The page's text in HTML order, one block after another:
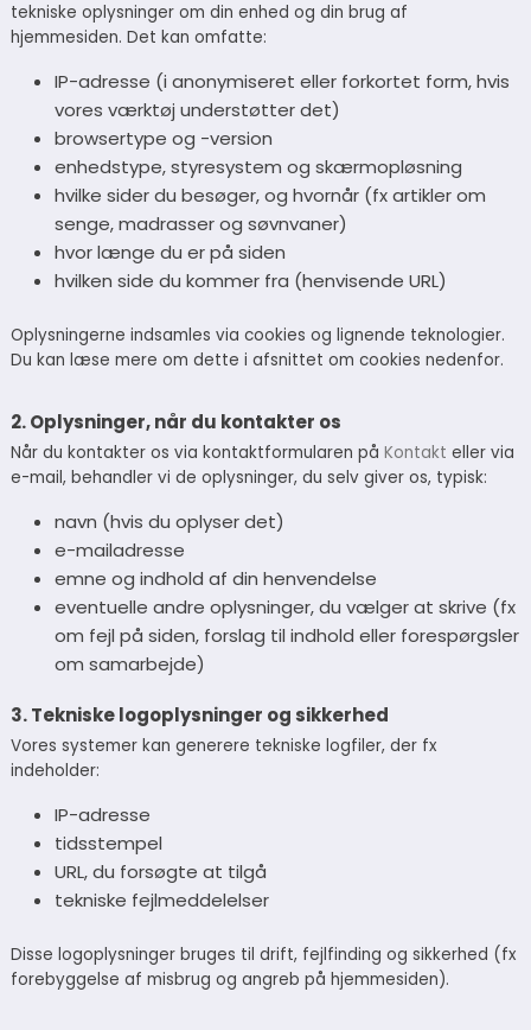
tekniske oplysninger om din enhed og din brug af
hjemmesiden. Det kan omfatte:
IP-adresse (i anonymiseret eller forkortet form, hvis
vores værktøj understøtter det)
browsertype og -version
enhedstype, styresystem og skærmopløsning
hvilke sider du besøger, og hvornår (fx artikler om
senge, madrasser og søvnvaner)
hvor længe du er på siden
hvilken side du kommer fra (henvisende URL)
Oplysningerne indsamles via cookies og lignende teknologier.
Du kan læse mere om dette i afsnittet om cookies nedenfor.
2. Oplysninger, når du kontakter os
Når du kontakter os via kontaktformularen på Kontakt eller via
e-mail, behandler vi de oplysninger, du selv giver os, typisk:
navn (hvis du oplyser det)
e-mailadresse
emne og indhold af din henvendelse
eventuelle andre oplysninger, du vælger at skrive (fx
om fejl på siden, forslag til indhold eller forespørgsler
om samarbejde)
3. Tekniske logoplysninger og sikkerhed
Vores systemer kan generere tekniske logfiler, der fx
indeholder:
IP-adresse
tidsstempel
URL, du forsøgte at tilgå
tekniske fejlmeddelelser
Disse logoplysninger bruges til drift, fejlfinding og sikkerhed (fx
forebyggelse af misbrug og angreb på hjemmesiden).